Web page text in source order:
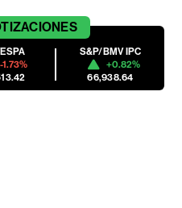
-1.73%
S&P/BMV IPC
+0.82%
66,938.64